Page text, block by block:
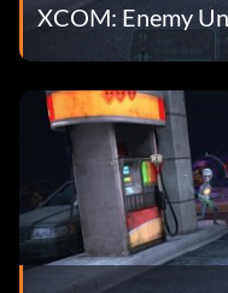
XCOM: Enemy